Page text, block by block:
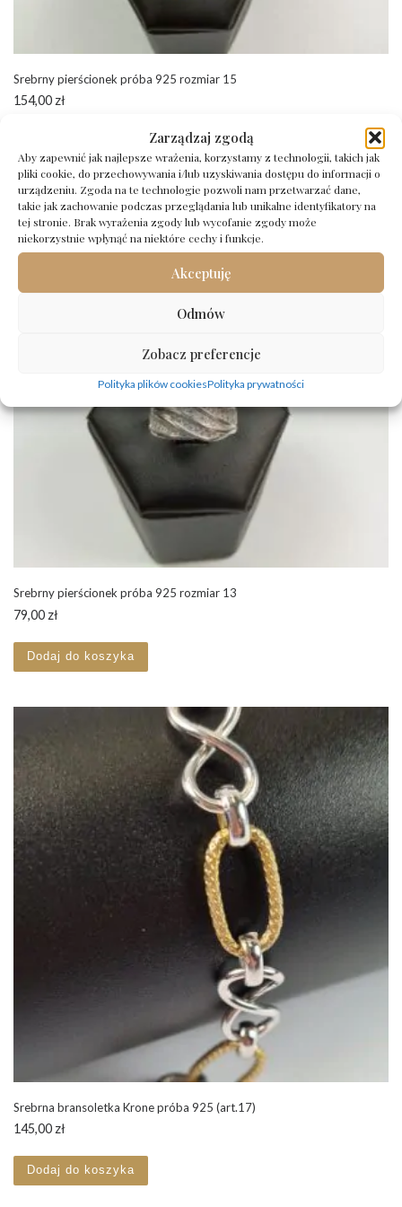
Zarządzaj zgodą
Aby zapewnić jak najlepsze wrażenia, korzystamy z technologii, takich jak
pliki cookie, do przechowywania i/lub uzyskiwania dostępu do informacji o
urządzeniu. Zgoda na te technologie pozwoli nam przetwarzać dane,
takie jak zachowanie podczas przeglądania lub unikalne identyfikatory na
tej stronie. Brak wyrażenia zgody lub wycofanie zgody może
niekorzystnie wpłynąć na niektóre cechy i funkcje.
Akceptuję
Odmów
Zobacz preferencje
Polityka plików cookiesPolityka prywatności
Srebrny pierścionek próba 925 rozmiar 15
154,00 zł
Srebrny pierścionek próba 925 rozmiar 13
79,00 zł
Dodaj do koszyka
Srebrna bransoletka Krone próba 925 (art.17)
145,00 zł
Dodaj do koszyka